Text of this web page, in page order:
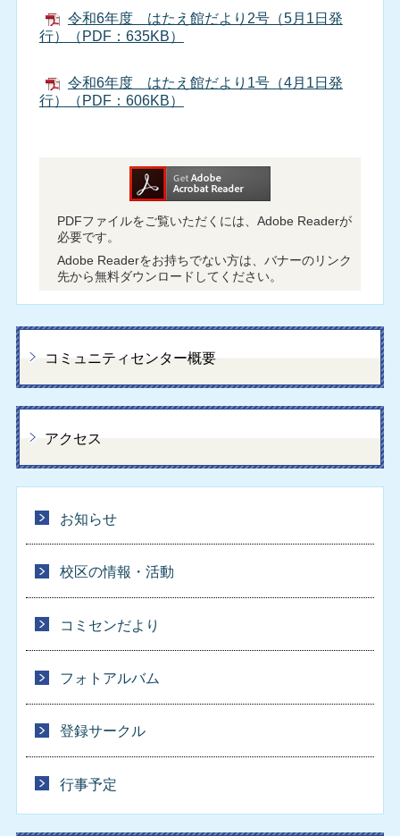
令和6年度 はたえ館だより2号（5月1日発
行）（PDF：635KB）
令和6年度 はたえ館だより1号（4月1日発
行）（PDF：606KB）
PDFファイルをご覧いただくには、Adobe Readerが
必要です。
Adobe Readerをお持ちでない方は、バナーのリンク
先から無料ダウンロードしてください。
コミュニティセンター概要
アクセス
お知らせ
校区の情報・活動
コミセンだより
フォトアルバム
登録サークル
行事予定